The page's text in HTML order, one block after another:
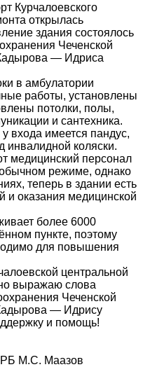
Курчалоевского
открылась
здания состоялось
Чеченской
— Идриса
в амбулатории
работы, установлены
потолки, полы,
и сантехника.
входа имеется пандус,
инвалидной коляски.
медицинский персонал
режиме, однако
теперь в здании есть
и оказания медицинской
более 6000
пункте, поэтому
для повышения
центральной
выражаю слова
Чеченской
— Идрису
и помощь!
М.С. Маазов